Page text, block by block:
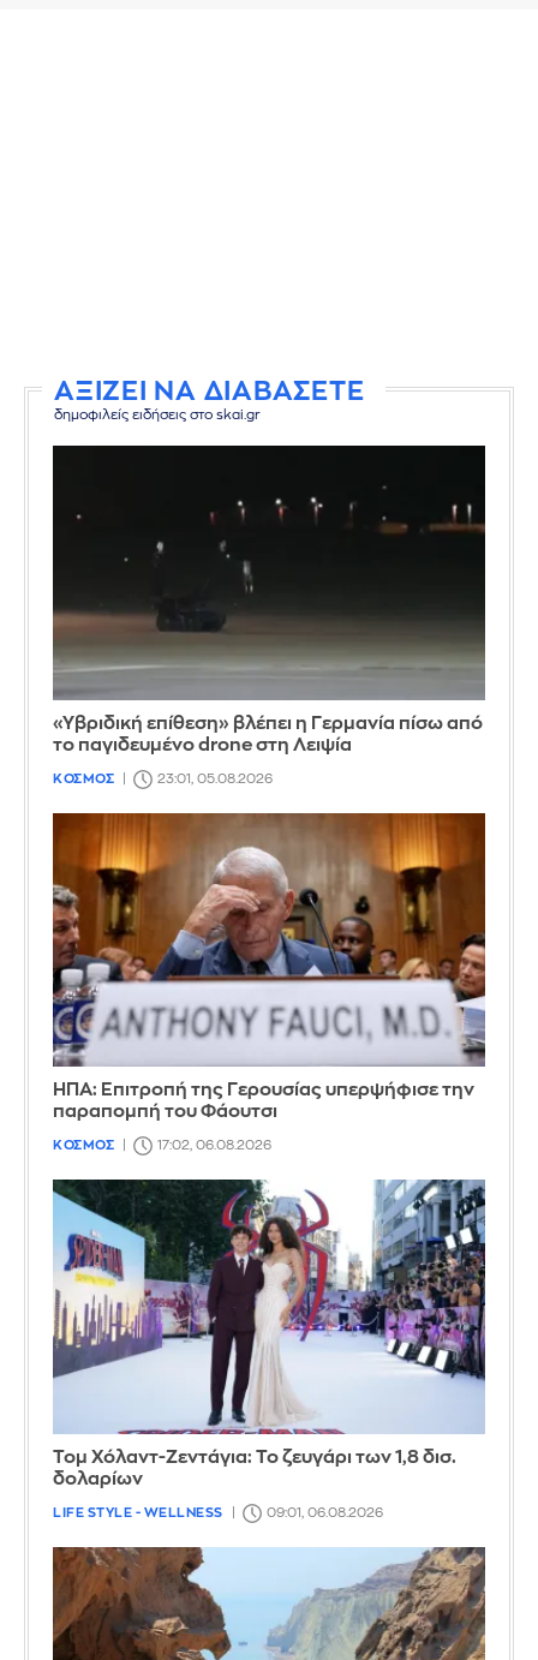
ΑΞΙΖΕΙ ΝΑ ΔΙΑΒΑΣΕΤΕ
δημοφιλείς ειδήσεις στο skai.gr
«Υβριδική επίθεση» βλέπει η Γερμανία πίσω από
το παγιδευμένο drone στη Λειψία
ΚΟΣΜΟΣ 23:01, 05.08.2026
ΗΠΑ: Επιτροπή της Γερουσίας υπερψήφισε την
παραπομπή του Φάουτσι
ΚΟΣΜΟΣ 17:02, 06.08.2026
Τομ Χόλαντ-Ζεντάγια: Το ζευγάρι των 1,8 δισ.
δολαρίων
LIFE STYLE - WELLNESS 09:01, 06.08.2026